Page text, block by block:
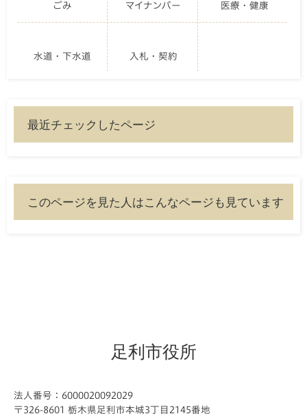
ごみ マイナンバー 医療・健康
水道・下水道 入札・契約
最近チェックしたページ
このページを見た人はこんなページも見ています
足利市役所
法人番号：6000020092029
〒326-8601 栃木県足利市本城3丁目2145番地